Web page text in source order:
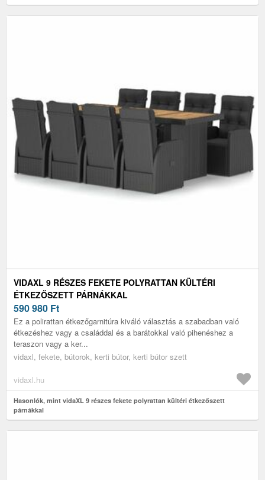
VIDAXL 9 RÉSZES FEKETE POLYRATTAN KÜLTÉRI
ÉTKEZŐSZETT PÁRNÁKKAL
590 980 Ft
Ez a polirattan étkezőgarnitúra kiváló választás a szabadban való
étkezéshez vagy a családdal és a barátokkal való pihenéshez a
teraszon vagy a ker...
vidaxl, fekete, bútorok, kerti bútor, kerti bútor szett
vidaxl.hu
Hasonlók, mint vidaXL 9 részes fekete polyrattan kültéri étkezőszett
párnákkal